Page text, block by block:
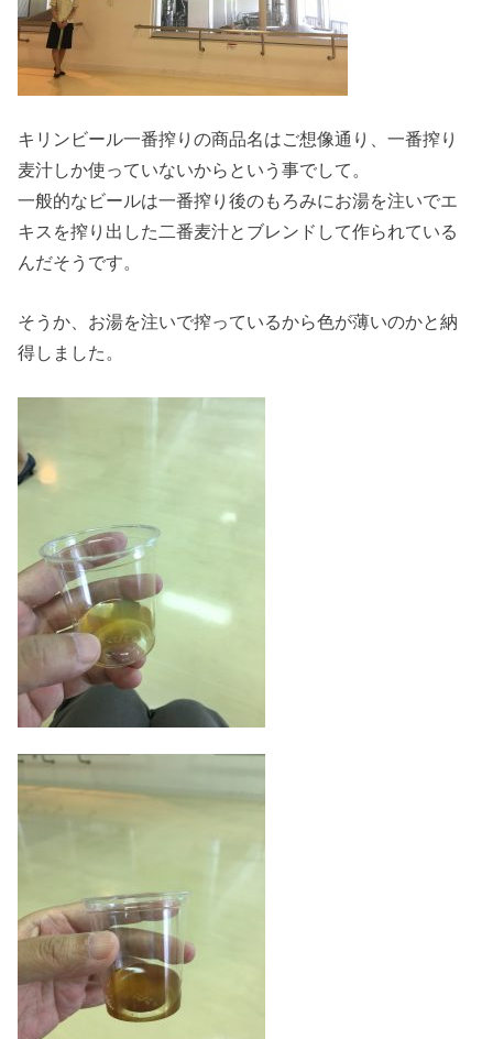
キリンビール一番搾りの商品名はご想像通り、一番搾り
麦汁しか使っていないからという事でして。
一般的なビールは一番搾り後のもろみにお湯を注いでエ
キスを搾り出した二番麦汁とブレンドして作られている
んだそうです。
そうか、お湯を注いで搾っているから色が薄いのかと納
得しました。